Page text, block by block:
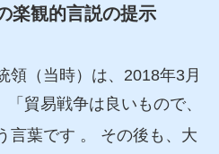
楽観的言説の提示
領（当時）は、2018年3月
貿易戦争は良いもので、
言葉です 。 その後も、大